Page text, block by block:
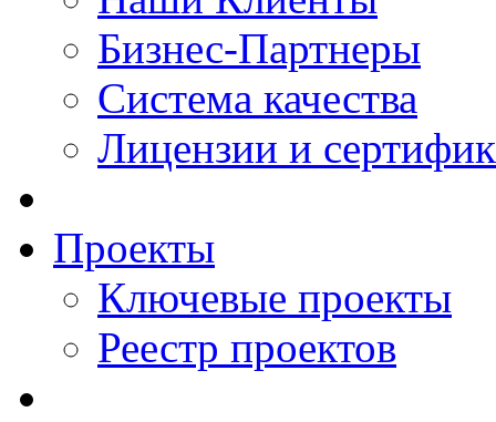
Бизнес-Партнеры
Система качества
Лицензии и
Проекты
Ключевые проекты
Реестр проектов